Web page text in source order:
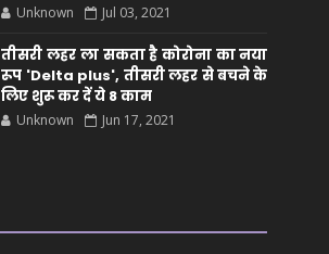
Unknown Jul 03, 2021
तीसरी लहर ला सकता है कोरोना का नया
रूप 'Delta plus', तीसरी लहर से बचने के
लिए शुरू कर दें ये 8 काम
Unknown Jun 17, 2021